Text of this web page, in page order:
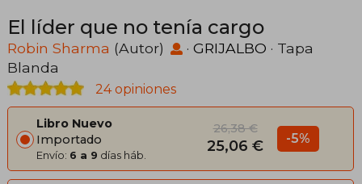
El líder que no tenía cargo
Robin Sharma (Autor) · GRIJALBO · Tapa
Blanda
24 opiniones
Libro Nuevo
Importado
Envío: 6 a 9 días háb.
26,38 €
25,06 € -5%